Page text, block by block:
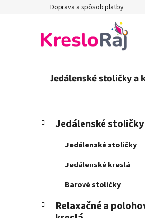
Doprava a spôsob platby
Jedálenské stoličky a
B
n
Preskočiť
kategórie
K
a
e
Jedálenské
Jedálenské stoličky
Jedálenské kreslá
Barové stoličky
Relaxačné a